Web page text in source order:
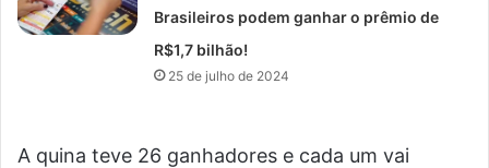
Brasileiros podem ganhar o prêmio de
R$1,7 bilhão!
25 de julho de 2024
A quina teve 26 ganhadores e cada um vai